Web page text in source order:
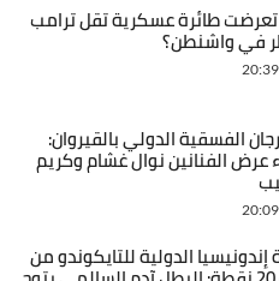
طائرة عسكرية تقل ترامب
في واشنطن؟
20:39
الفسقية الدولي بالقيروان:
عرض الفنانين نوال غشام وكريم
20:09
إندونيسيا الدولية للتايكوندو من